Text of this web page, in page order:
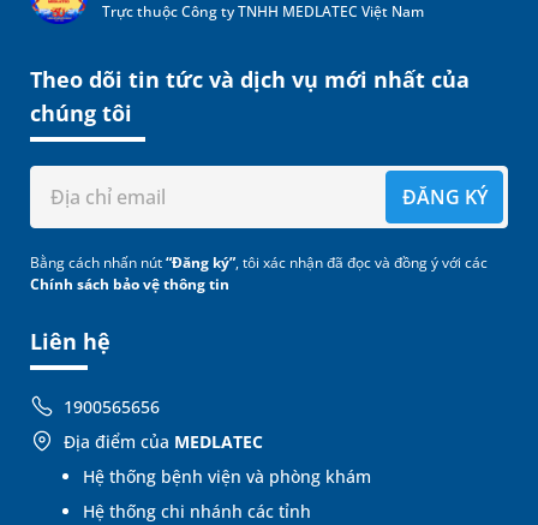
Trực thuộc Công ty TNHH MEDLATEC Việt Nam
Liên hệ
1900565656
Địa điểm của MEDLATEC
Hệ thống bệnh viện và phòng khám
Hệ thống chi nhánh các tỉnh
Theo dõi tin tức và dịch vụ mới nhất của
chúng tôi
ĐĂNG KÝ
Bằng cách nhấn nút“Đăng ký”, tôi xác nhận đã đọc và đồng ý với các
Chính sách bảo vệ thông tin